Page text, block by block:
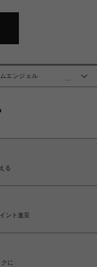
…
エンジェル
る
ント進呈
に